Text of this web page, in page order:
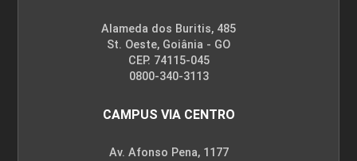
Alameda dos Buritis, 485
St. Oeste, Goiânia - GO
CEP. 74115-045
0800-340-3113
CAMPUS VIA CENTRO
Av. Afonso Pena, 1177